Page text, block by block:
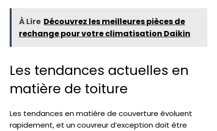
À Lire Découvrez les meilleures pièces de
rechange pour votre climatisation Daikin
Les tendances actuelles en
matière de toiture
Les tendances en matière de couverture évoluent
rapidement, et un couvreur d’exception doit être